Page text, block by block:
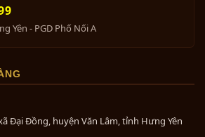
Yên - PGD Phố Nối A
Đại Đồng, huyện Văn Lâm, tỉnh Hưng Yên